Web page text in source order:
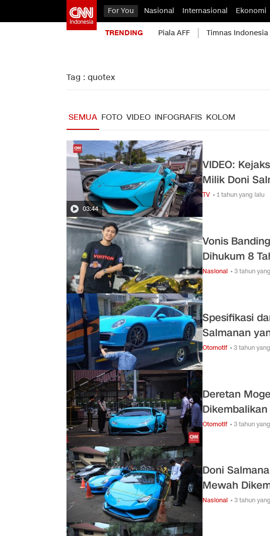
For You Nasional Internasional Ekonomi
TRENDING Piala AFF Timnas Indonesia
Tag : quotex
SEMUA FOTO VIDEO INFOGRAFIS KOLOM
03:44
VIDEO:
Milik Doni
TV • 1 tahun yang lalu
Vonis
Dihukum 8
Nasional • 3 tahun
Spesifikasi
Salmanan
Otomotif • 3 tahun
Deretan
Otomotif • 3 tahun
Doni
Mewah
Nasional • 3 tahun